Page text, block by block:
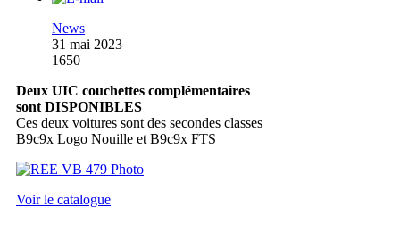
News
31 mai 2023
1650
Deux UIC couchettes complémentaires
sont DISPONIBLES
Ces deux voitures sont des secondes classes
B9c9x Logo Nouille et B9c9x FTS
Voir le catalogue